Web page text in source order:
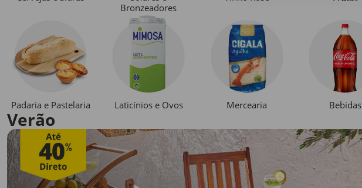
Bronzeadores
Padaria e Pastelaria Laticínios e Ovos Mercearia Bebidas
Verão